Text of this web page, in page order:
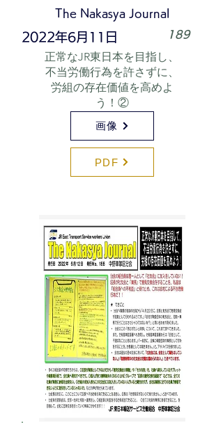
The Nakasya Journal
2022年6月11日 189
正常なJR東日本を目指し、
不当労働行為を許さずに、
労組の存在価値を高めよ
う！②
画像
PDF